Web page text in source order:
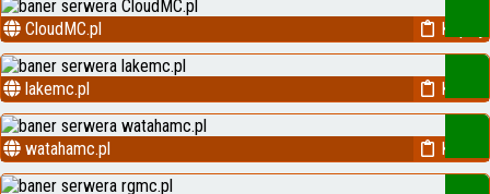
CloudMC.pl Kopiuj
lakemc.pl Kopiuj
watahamc.pl Kopiuj